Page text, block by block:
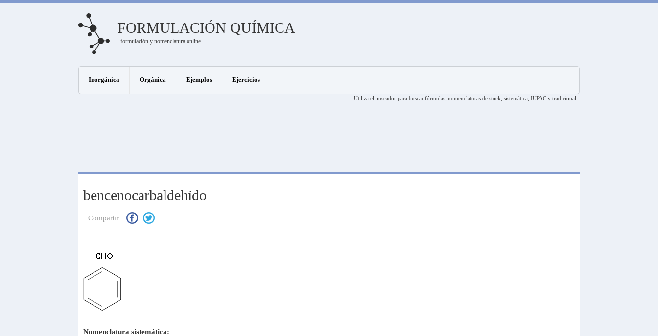
FORMULACIÓN QUÍMICA
formulación y nomenclatura online
Inorgánica Orgánica Ejemplos Ejercicios
Utiliza el buscador para buscar fórmulas, nomenclaturas de stock, sistemática, IUPAC y tradicional.
bencenocarbaldehído
Compartir
Nomenclatura sistemática: